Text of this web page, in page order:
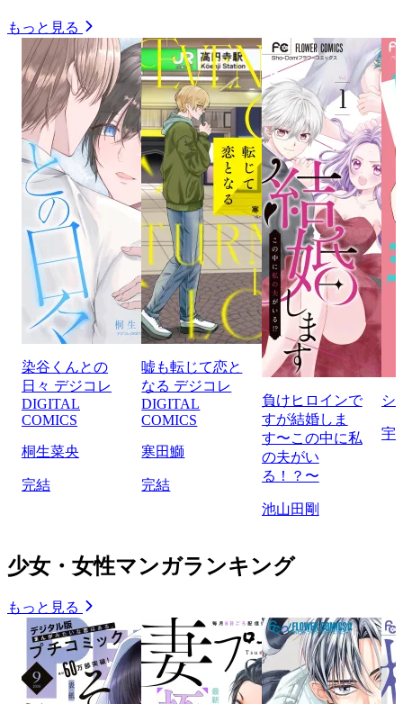
もっと見る
染谷くんとの
日々 デジコレ
DIGITAL
COMICS
桐生菜央
完結
嘘も転じて恋と
なる デジコレ
DIGITAL
COMICS
寒田鰤
完結
負けヒロインで
すが結婚しま
す〜この中に私
の夫がい
る！？〜
池山田剛
シ
宇
少女・女性マンガランキング
もっと見る